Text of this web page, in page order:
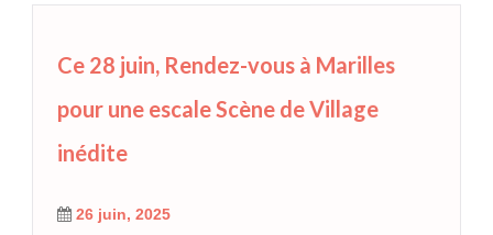
Ce 28 juin, Rendez-vous à Marilles
pour une escale Scène de Village
inédite
26 juin, 2025